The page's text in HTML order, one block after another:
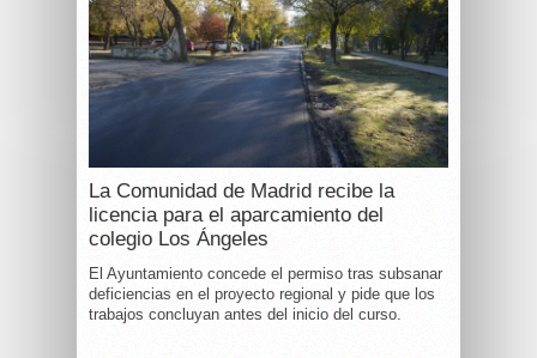
La Comunidad de Madrid recibe la
licencia para el aparcamiento del
colegio Los Ángeles
El Ayuntamiento concede el permiso tras subsanar
deficiencias en el proyecto regional y pide que los
trabajos concluyan antes del inicio del curso.